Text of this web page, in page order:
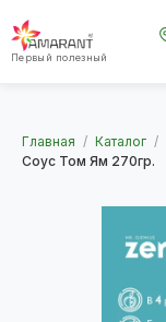
Первый полезный
Главная / Каталог /
Соус Том Ям 270гр.